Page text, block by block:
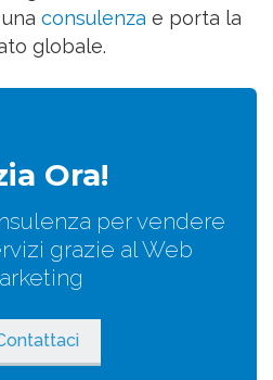
consulenza e porta la
globale.
Ora!
per vendere
grazie al Web